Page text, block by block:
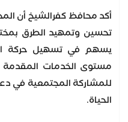
أكد محافظ كفرالشيخ أن
تحسين وتمهيد الطرق
يسهم في تسهيل حركة
مستوى الخدمات المقدمة
للمشاركة المجتمعية في
الحياة.